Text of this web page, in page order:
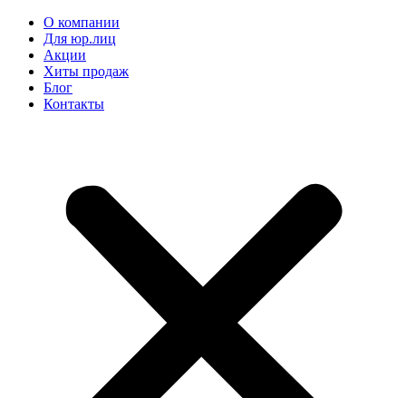
О компании
Для юр.лиц
Акции
Хиты продаж
Блог
Контакты